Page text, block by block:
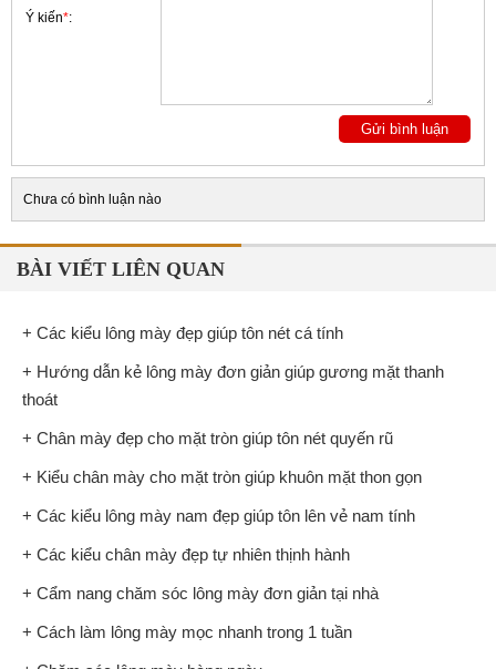
Ý kiến*:
Chưa có bình luận nào
BÀI VIẾT LIÊN QUAN
+ Các kiểu lông mày đẹp giúp tôn nét cá tính
+ Hướng dẫn kẻ lông mày đơn giản giúp gương mặt thanh
thoát
+ Chân mày đẹp cho mặt tròn giúp tôn nét quyến rũ
+ Kiểu chân mày cho mặt tròn giúp khuôn mặt thon gọn
+ Các kiểu lông mày nam đẹp giúp tôn lên vẻ nam tính
+ Các kiểu chân mày đẹp tự nhiên thịnh hành
+ Cẩm nang chăm sóc lông mày đơn giản tại nhà
+ Cách làm lông mày mọc nhanh trong 1 tuần